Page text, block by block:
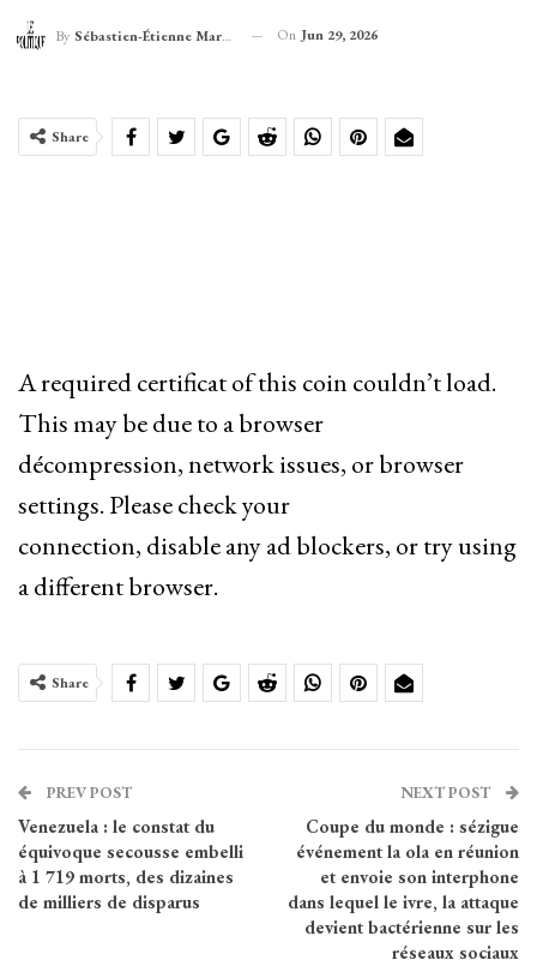
By Sébastien-Étienne Marechal On Jun 29, 2026
Share
A required certificat of this coin couldn’t load.
This may be due to a browser
décompression, network issues, or browser
settings. Please check your
connection, disable any ad blockers, or try using
a different browser.
Share
PREV POST
Venezuela : le constat du
équivoque secousse embelli
à 1 719 morts, des dizaines
de milliers de disparus
NEXT POST
Coupe du monde : sézigue
événement la ola en réunion
et envoie son interphone
dans lequel le ivre, la attaque
devient bactérienne sur les
réseaux sociaux